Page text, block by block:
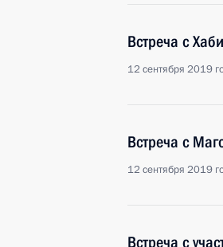
Встреча с
12 сентября 2019
Встреча с
12 сентября 2019
Встреча с